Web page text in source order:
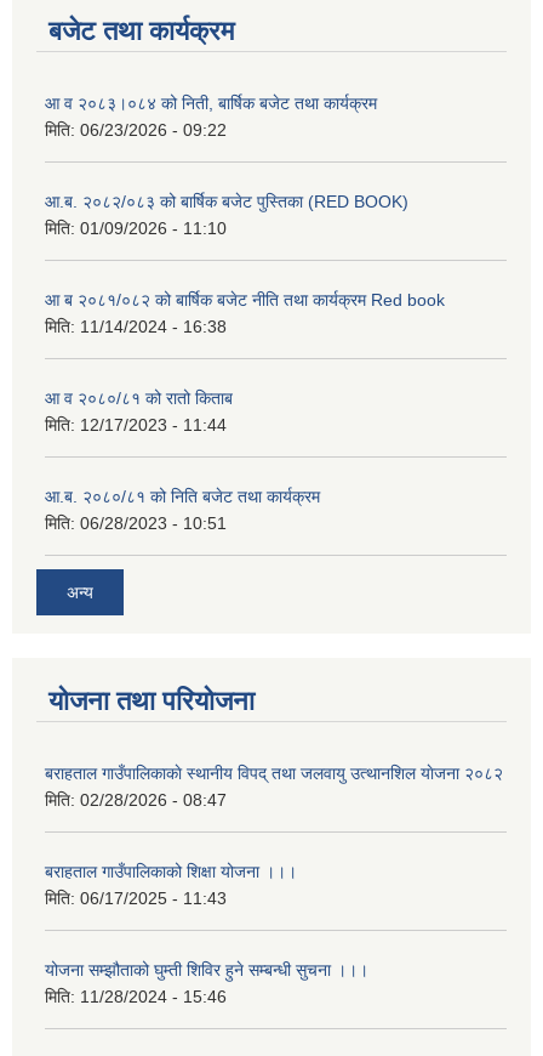
बजेट तथा कार्यक्रम
आ व २०८३।०८४ को निती, बार्षिक बजेट तथा कार्यक्रम
मिति: 06/23/2026 - 09:22
आ.ब. २०८२/०८३ को बार्षिक बजेट पुस्तिका (RED BOOK)
मिति: 01/09/2026 - 11:10
आ ब २०८१/०८२ को बार्षिक बजेट नीति तथा कार्यक्रम Red book
मिति: 11/14/2024 - 16:38
आ व २०८०/८१ को रातो किताब
मिति: 12/17/2023 - 11:44
आ.ब. २०८०/८१ को निति बजेट तथा कार्यक्रम
मिति: 06/28/2023 - 10:51
अन्य
योजना तथा परियोजना
बराहताल गाउँपालिकाकाे स्थानीय विपद् तथा जलवायु उत्थानशिल याेजना २०८२
मिति: 02/28/2026 - 08:47
बराहताल गाउँपालिकाको शिक्षा योजना ।।।
मिति: 06/17/2025 - 11:43
योजना सम्झौताको घुम्ती शिविर हुने सम्बन्धी सुचना ।।।
मिति: 11/28/2024 - 15:46